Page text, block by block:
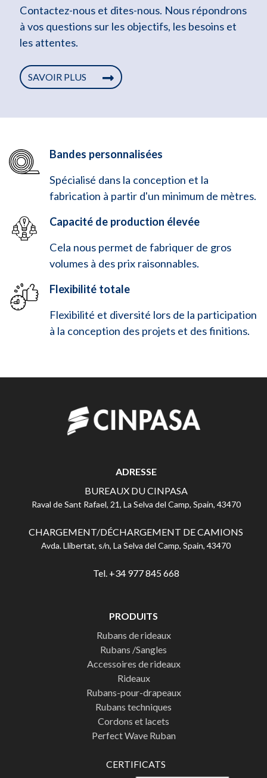
Contactez-nous et dites-nous. Nous répondrons
à vos questions sur les objectifs, les besoins et
les attentes.
SAVOIR PLUS
Bandes personnalisées
Spécialisé dans la conception et la
fabrication à partir d'un minimum de mètres.
Capacité de production élevée
Cela nous permet de fabriquer de gros
volumes à des prix raisonnables.
Flexibilité totale
Flexibilité et diversité lors de la participation
à la conception des projets et des finitions.
ADRESSE
BUREAUX DU CINPASA
Raval de Sant Rafael, 21, La Selva del Camp, Spain, 43470
CHARGEMENT/DÉCHARGEMENT DE CAMIONS
Avda. Llibertat, s/n, La Selva del Camp, Spain, 43470
Tel. +34 977 845 668
PRODUITS
Rubans de rideaux
Rubans /Sangles
Accessoires de rideaux
Rideaux
Rubans-pour-drapeaux
Rubans techniques
Cordons et lacets
Perfect Wave Ruban
CERTIFICATS